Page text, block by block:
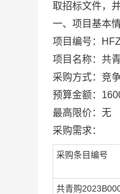
取招标文件，
一、项目基本情
项目编号：
项目名称：共
采购方式：竞
预算金额：
最高限价：无
采购需求：
采购条目编号
共青购